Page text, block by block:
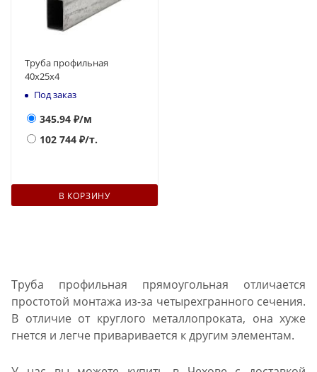
Труба профильная
40х25х4
Под заказ
345.94 ₽/м
102 744 ₽/т.
В КОРЗИНУ
Труба профильная прямоугольная отличается
простотой монтажа из-за четырехгранного сечения.
В отличие от круглого металлопроката, она хуже
гнется и легче приваривается к другим элементам.